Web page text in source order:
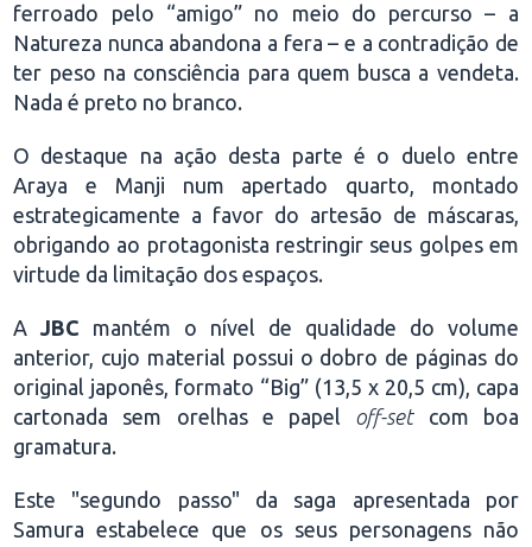
ferroado pelo “amigo” no meio do percurso – a
Natureza nunca abandona a fera – e a contradição de
ter peso na consciência para quem busca a vendeta.
Nada é preto no branco.
O destaque na ação desta parte é o duelo entre
Araya e Manji num apertado quarto, montado
estrategicamente a favor do artesão de máscaras,
obrigando ao protagonista restringir seus golpes em
virtude da limitação dos espaços.
AJBC mantém o nível de qualidade do volume
anterior, cujo material possui o dobro de páginas do
original japonês, formato “Big” (13,5 x 20,5 cm), capa
cartonada sem orelhas e papel off-setcom boa
gramatura.
Este "segundo passo" da saga apresentada por
Samura estabelece que os seus personagens não